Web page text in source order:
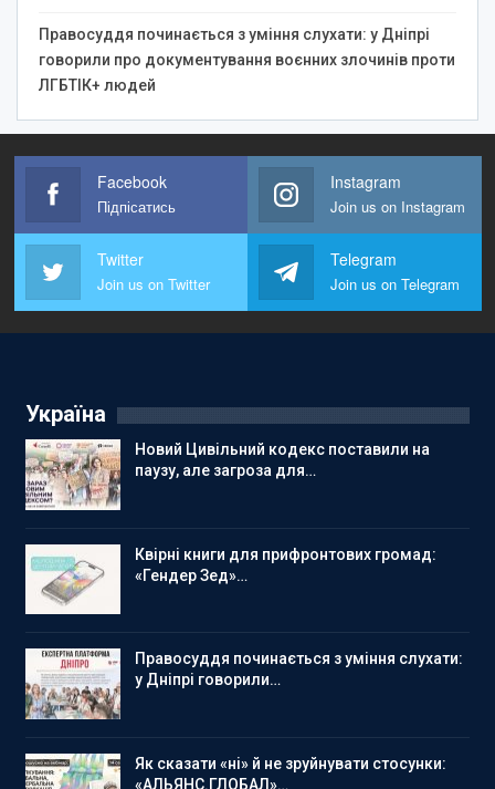
Правосуддя починається з уміння слухати: у Дніпрі
говорили про документування воєнних злочинів проти
ЛГБТІК+ людей
Facebook
Підпісатись
Instagram
Join us on Instagram
Twitter
Join us on Twitter
Telegram
Join us on Telegram
Україна
Новий Цивільний кодекс поставили на
паузу, але загроза для…
Квірні книги для прифронтових громад:
«Гендер Зед»…
Правосуддя починається з уміння слухати:
у Дніпрі говорили…
Як сказати «ні» й не зруйнувати стосунки:
«АЛЬЯНС.ГЛОБАЛ»…